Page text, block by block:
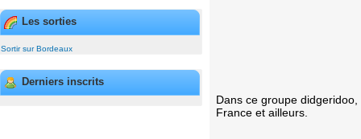
Les sorties
Sortir sur Bordeaux
Derniers inscrits
Dans ce groupe
France et ailleurs.